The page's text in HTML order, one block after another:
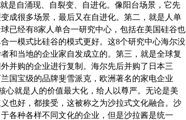
是自涌现、自裂变、自进化。像阳台场景，它先
成很多场景，最后又在自进化。第二，就是人单
已经有8家人单合一研究中心，包括在美国硅谷也
一模式比硅谷的模式更好。这8个研究中心海尔没
和当地的企业家自发成立的。第三，就是全球复
并购的企业进行复制。海尔先后并购了日本三
国宝级的品牌斐雪派克，欧洲著名的家电企业
就是人的价值最大化，给人以尊严。无论是美
也好，都接受，这被称之为沙拉式文化融合。沙
各种各样不同文化的企业，但是沙拉酱是统一